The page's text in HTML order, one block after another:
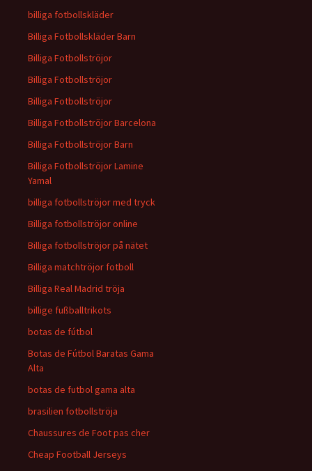
billiga fotbollskläder
Billiga Fotbollskläder Barn
Billiga Fotbollströjor
Billiga Fotbollströjor
Billiga Fotbollströjor
Billiga Fotbollströjor Barcelona
Billiga Fotbollströjor Barn
Billiga Fotbollströjor Lamine
Yamal
billiga fotbollströjor med tryck
Billiga fotbollströjor online
Billiga fotbollströjor på nätet
Billiga matchtröjor fotboll
Billiga Real Madrid tröja
billige fußballtrikots
botas de fútbol
Botas de Fútbol Baratas Gama
Alta
botas de futbol gama alta
brasilien fotbollströja
Chaussures de Foot pas cher
Cheap Football Jerseys